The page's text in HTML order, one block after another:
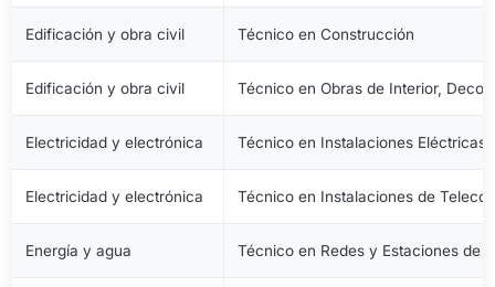
Edificación y obra civil Técnico en Construcción
Edificación y obra civil Técnico en Obras de Interior,
Electricidad y electrónica Técnico en Instalaciones Eléctricas
Electricidad y electrónica Técnico en Instalaciones de
Energía y agua Técnico en Redes y Estaciones de